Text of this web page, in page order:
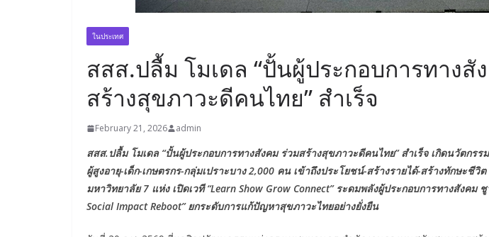
ในประเทศ
สสส.ปลื้ม โมเดล “ปั้นผู้ประกอบการทางสั
สร้างสุขภาวะดีคนไทย” สำเร็จ
February 21, 2026 admin
สสส.ปลื้ม โมเดล “ปั้นผู้ประกอบการทางสังคม ร่วมสร้างสุขภาวะดีคนไทย” สำเร็จ เกิดนวัตกร
ผู้สูงอายุ-เด็ก-เกษตรกร-กลุ่มเปราะบาง 2,000 คน เข้าถึงประโยชน์-สร้างรายได้-สร้างทักษะชีวิ
มหาวิทยาลัย 7 แห่ง เปิดเวที “Learn Show Grow Connect” ระดมพลังผู้ประกอบการทางสังคม ชู
Social Impact Reboot” ยกระดับการแก้ปัญหาสุขภาวะไทยอย่างยั่งยืน